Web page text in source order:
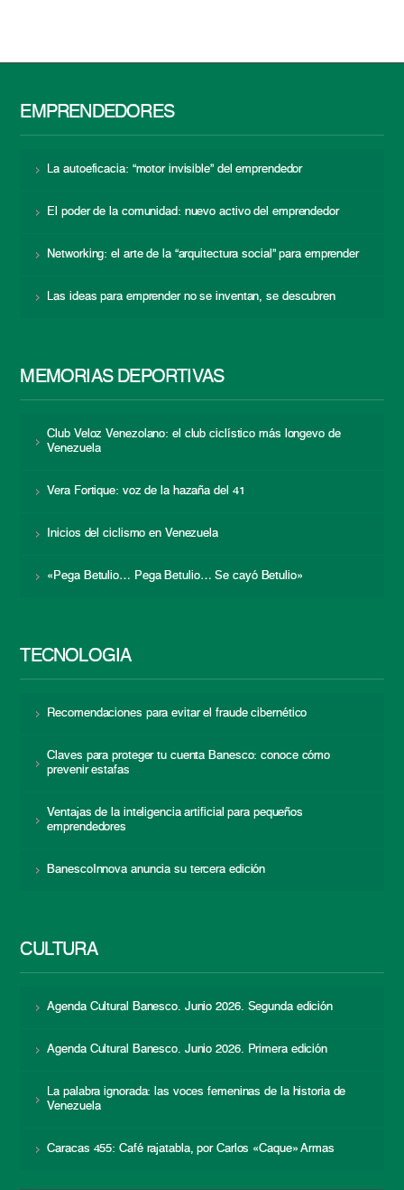
EMPRENDEDORES
La autoeficacia: “motor invisible” del emprendedor
El poder de la comunidad: nuevo activo del emprendedor
Networking: el arte de la “arquitectura social” para emprender
Las ideas para emprender no se inventan, se descubren
MEMORIAS DEPORTIVAS
Club Veloz Venezolano: el club ciclístico más longevo de
Venezuela
Vera Fortique: voz de la hazaña del 41
Inicios del ciclismo en Venezuela
«Pega Betulio… Pega Betulio… Se cayó Betulio»
TECNOLOGÍA
Recomendaciones para evitar el fraude cibernético
Claves para proteger tu cuenta Banesco: conoce cómo
prevenir estafas
Ventajas de la inteligencia artificial para pequeños
emprendedores
BanescoInnova anuncia su tercera edición
CULTURA
Agenda Cultural Banesco. Junio 2026. Segunda edición
Agenda Cultural Banesco. Junio 2026. Primera edición
La palabra ignorada: las voces femeninas de la historia de
Venezuela
Caracas 455: Café rajatabla, por Carlos «Caque» Armas